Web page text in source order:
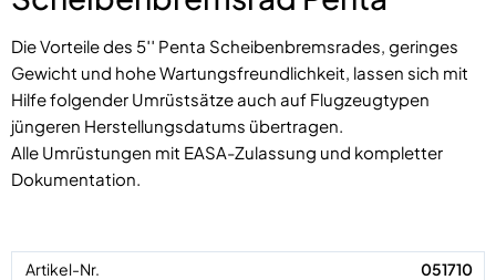
Die Vorteile des 5′′ Penta Scheibenbremsrades, geringes
Gewicht und hohe Wartungsfreundlichkeit, lassen sich mit
Hilfe folgender Umrüstsätze auch auf Flugzeugtypen
jüngeren Herstellungsdatums übertragen.
Alle Umrüstungen mit EASA-Zulassung und kompletter
Dokumentation.
051710